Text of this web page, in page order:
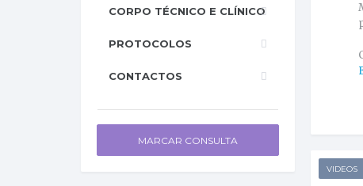
VIDEOS
CORPO TÉCNICO E CLÍNICO
PROTOCOLOS
CONTACTOS
MARCAR CONSULTA